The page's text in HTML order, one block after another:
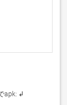
apk: ↲